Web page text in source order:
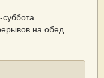
на обед